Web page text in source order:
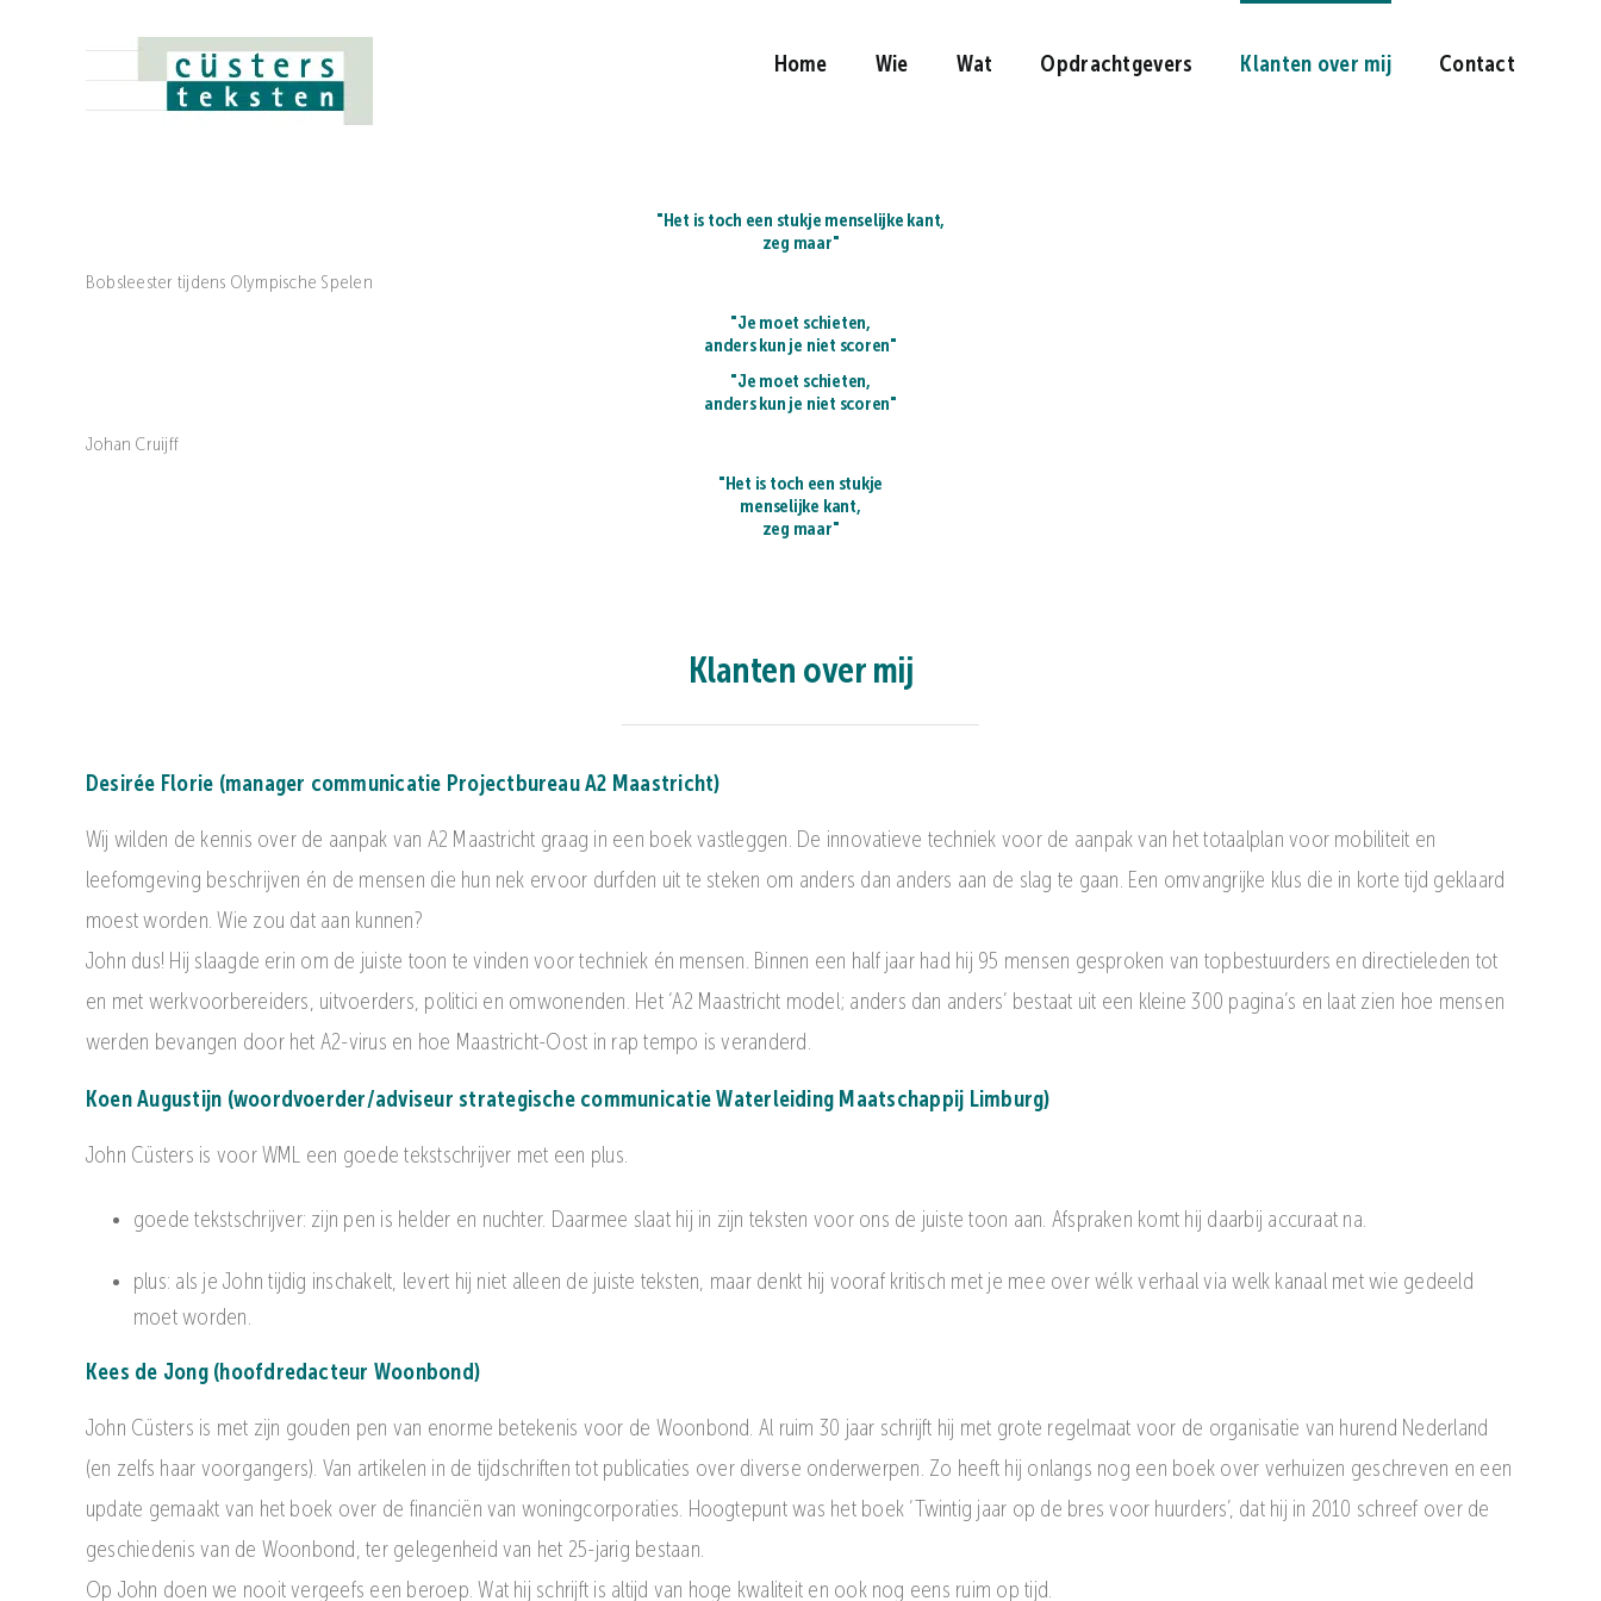
Home Wie Wat Opdrachtgevers Klanten over mij Contact
"Het is toch een stukje menselijke kant,
zeg maar"
Bobsleester tijdens Olympische Spelen
"Je moet schieten,
anders kun je niet scoren"
"Je moet schieten,
anders kun je niet scoren"
Johan Cruijff
"Het is toch een stukje
menselijke kant,
zeg maar"
Klanten over mij
Desirée Florie (manager communicatie Projectbureau A2 Maastricht)
Wij wilden de kennis over de aanpak van A2 Maastricht graag in een boek vastleggen. De innovatieve techniek voor de aanpak van het totaalplan voor mobiliteit en
leefomgeving beschrijven én de mensen die hun nek ervoor durfden uit te steken om anders dan anders aan de slag te gaan. Een omvangrijke klus die in korte tijd geklaard
moest worden. Wie zou dat aan kunnen?
John dus! Hij slaagde erin om de juiste toon te vinden voor techniek én mensen. Binnen een half jaar had hij 95 mensen gesproken van topbestuurders en directieleden tot
en met werkvoorbereiders, uitvoerders, politici en omwonenden. Het ‘A2 Maastricht model; anders dan anders’ bestaat uit een kleine 300 pagina’s en laat zien hoe mensen
werden bevangen door het A2-virus en hoe Maastricht-Oost in rap tempo is veranderd.
Koen Augustijn (woordvoerder/adviseur strategische communicatie Waterleiding Maatschappij Limburg)
John Cüsters is voor WML een goede tekstschrijver met een plus.
goede tekstschrijver: zijn pen is helder en nuchter. Daarmee slaat hij in zijn teksten voor ons de juiste toon aan. Afspraken komt hij daarbij accuraat na.
plus: als je John tijdig inschakelt, levert hij niet alleen de juiste teksten, maar denkt hij vooraf kritisch met je mee over wélk verhaal via welk kanaal met wie gedeeld
moet worden.
Kees de Jong (hoofdredacteur Woonbond)
John Cüsters is met zijn gouden pen van enorme betekenis voor de Woonbond. Al ruim 30 jaar schrijft hij met grote regelmaat voor de organisatie van hurend Nederland
(en zelfs haar voorgangers). Van artikelen in de tijdschriften tot publicaties over diverse onderwerpen. Zo heeft hij onlangs nog een boek over verhuizen geschreven en een
update gemaakt van het boek over de financiën van woningcorporaties. Hoogtepunt was het boek ‘Twintig jaar op de bres voor huurders’, dat hij in 2010 schreef over de
geschiedenis van de Woonbond, ter gelegenheid van het 25-jarig bestaan.
Op John doen we nooit vergeefs een beroep. Wat hij schrijft is altijd van hoge kwaliteit en ook nog eens ruim op tijd.